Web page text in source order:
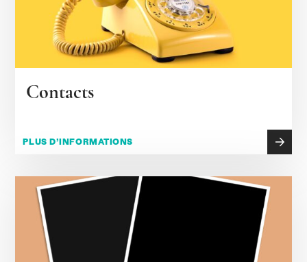
Contacts
PLUS D’INFORMATIONS